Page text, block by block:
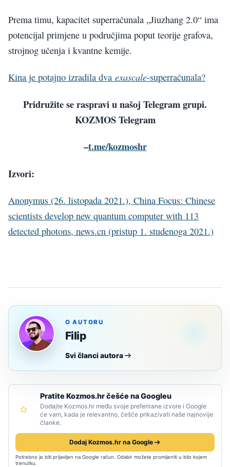
Prema timu, kapacitet superračunala „Jiuzhang 2.0“ ima
potencijal primjene u područjima poput teorije grafova,
strojnog učenja i kvantne kemije.
Kina je potajno izradila dva exascale-superračunala?
Pridružite se raspravi u našoj Telegram grupi.
KOZMOS Telegram
–t.me/kozmoshr
Izvori:
Anonymus (26. listopada 2021.), China Focus: Chinese
scientists develop new quantum computer with 113
detected photons, news.cn (pristup 1. studenoga 2021.)
O AUTORU
Filip
Svi članci autora
Pratite Kozmos.hr češće na Googleu
Dodajte Kozmos.hr među svoje preferirane izvore i Google
će vam, kada je relevantno, češće prikazivati naše najnovije
članke.
Dodaj Kozmos.hr na Google
Potrebno je biti prijavljen na Google račun. Odabir možete promijeniti u bilo kojem
trenutku.